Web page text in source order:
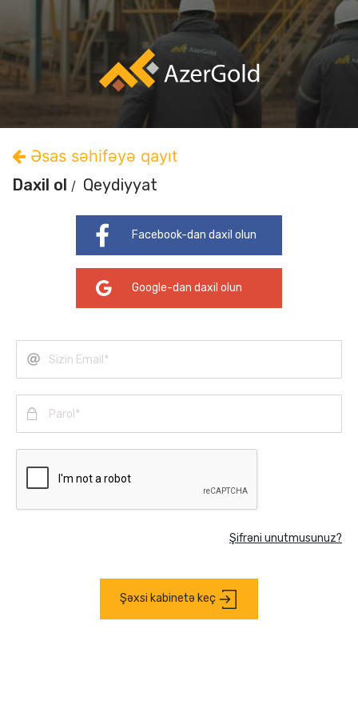
Əsas səhifəyə qayıt
Daxil ol
Qeydiyyat
Şifrəni unutmusunuz?
Facebook-dan daxil olun
Google-dan daxil olun
Şəxsi kabinetə keç